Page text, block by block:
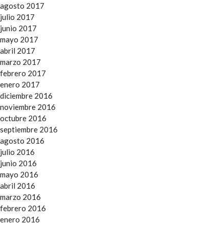
agosto 2017
julio 2017
junio 2017
mayo 2017
abril 2017
marzo 2017
febrero 2017
enero 2017
diciembre 2016
noviembre 2016
octubre 2016
septiembre 2016
agosto 2016
julio 2016
junio 2016
mayo 2016
abril 2016
marzo 2016
febrero 2016
enero 2016